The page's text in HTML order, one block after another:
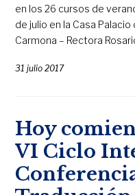
en los 26 cursos de
de julio en la Casa
Carmona – Rectora
31 julio 2017
Hoy
VI Ciclo